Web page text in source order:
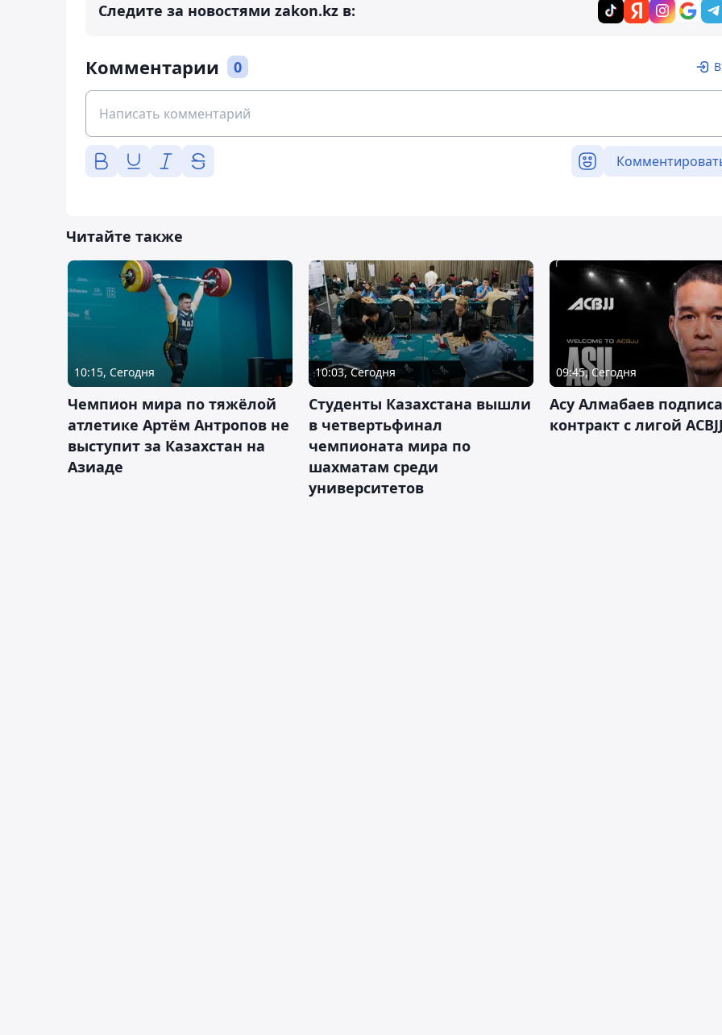
Следите за новостями zakon.kz в:
Комментарии 0
Читайте также
10:15, Сегодня
Чемпион мира по тяжёлой
атлетике Артём Антропов не
выступит за Казахстан на
Азиаде
10:03, Сегодня
Студенты Казахстана вышли
в четвертьфинал
чемпионата мира по
шахматам среди
университетов
09:45, Сегодня
Асу Алмабаев
контракт с лигой